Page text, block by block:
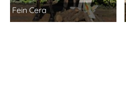
Fein Cera